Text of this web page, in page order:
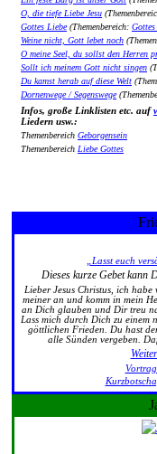
O, die tiefe Liebe Jesu
Gottes Liebe(Themenbereich:
Weine nicht, Gott lebet noch
O meine Seel, du sollst den Herren
Sollt ich meinem Gott nicht singen
Du kamst herab auf diese Welt
Dornenwege / Segenswege
Infos, große Linklisten etc. auf
Liedern usw.:
Themenbereich Geborgensein
Themenbereich Liebe Gottes
„Lasst euch
Dieses kurze Gebet kann
Lieber Jesus Christus, ich
meiner an und komm in mein
an Dich glauben und Dir treu
Lass mich durch Dich zu einem
göttlichen Frieden. Du hast
alle Sünden vergeben.